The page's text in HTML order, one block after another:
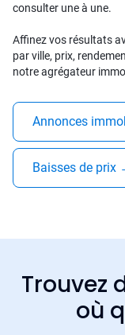
consulter une à une.
Affinez vos résultats
par ville, prix,
notre agrégateur
Annonces
Baisses de prix
Trouvez
où